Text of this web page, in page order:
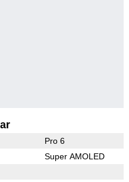
Pro 6
Super AMOLED